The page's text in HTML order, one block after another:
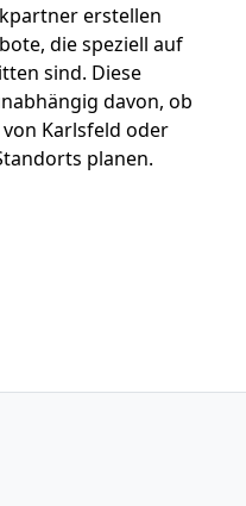
erstellen
die speziell auf
sind. Diese
davon, ob
Karlsfeld oder
planen.